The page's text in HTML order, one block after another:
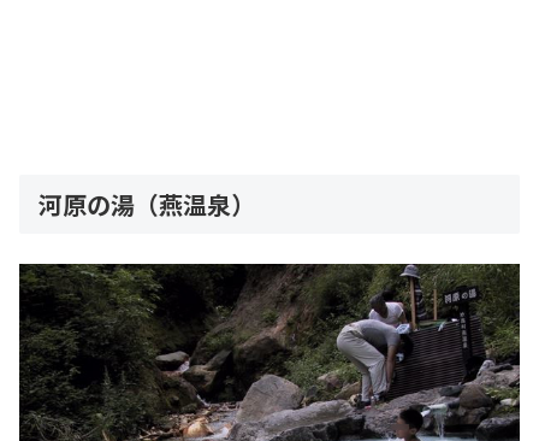
河原の湯（燕温泉）